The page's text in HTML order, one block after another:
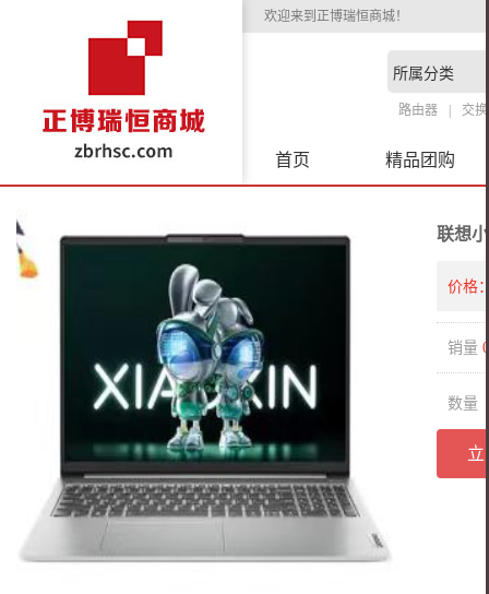
欢迎来到正博瑞恒商城！
路由器 交
首页 精品团购
联想
价格
销量 0
数量
立